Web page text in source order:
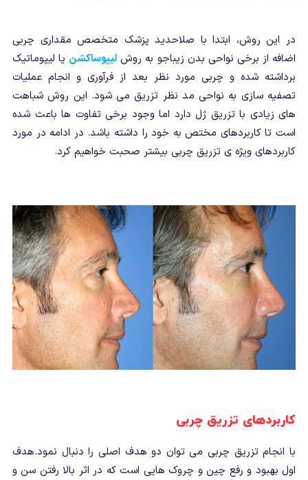
در این روش، ابتدا با صلاحدید پزشک متخصص مقداری چربی
اضافه از برخی نواحی بدن زیباجو به روش لیپوساکشن یا لیپوماتیک
برداشته شده و چربی مورد نظر بعد از فرآوری و انجام عملیات
تصفیه سازی به نواحی مد نظر تزریق می شود. این روش شباهت
های زیادی با تزریق ژل دارد اما وجود برخی تفاوت ها باعث شده
است تا کاربردهای مختص به خود را داشته باشد. در ادامه در مورد
کاربردهای ویژه ی تزریق چربی بیشتر صحبت خواهیم کرد.
کاربردهای تزریق چربی
با انجام تزریق چربی می توان دو هدف اصلی را دنبال نمود.هدف
اول بهبود و رفع چین و چروک هایی است که در اثر بالا رفتن سن و